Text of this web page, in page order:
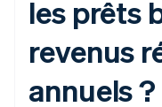
les prêts
revenus
annuels ?